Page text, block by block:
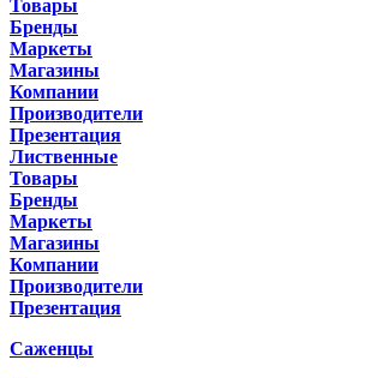
Товары
Бренды
Маркеты
Магазины
Компании
Производители
Презентация
Лиственные
Товары
Бренды
Маркеты
Магазины
Компании
Производители
Презентация
Саженцы